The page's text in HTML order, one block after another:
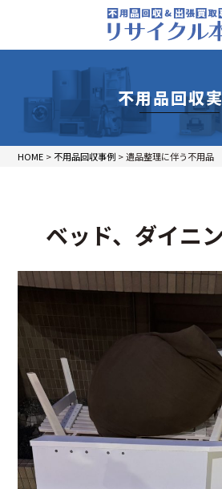
不用品回収
HOME > 不用品回収事例 >遺品整理に伴う不用品
ベッド、ダイニ